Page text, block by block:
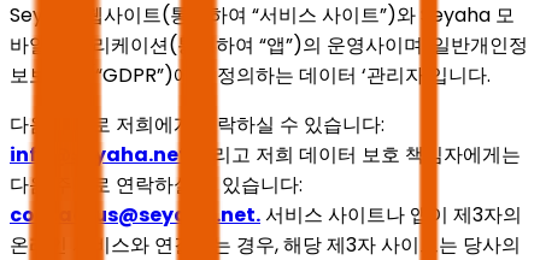
Seyaha 웹사이트(통칭하여 “서비스 사이트”)와 Seyaha 모
바일 애플리케이션(통칭하여 “앱”)의 운영사이며, 일반개인정
보보호법(“GDPR”)에서 정의하는 데이터 ‘관리자’입니다.
다음 주소로 저희에게 연락하실 수 있습니다:
info@seyaha.net
그리고 저희 데이터 보호 책임자에게는
다음 주소로 연락하실 수 있습니다:
contactus@seyaha.net.서비스 사이트나 앱이 제3자의
온라인 서비스와 연결되는 경우, 해당 제3자 사이트는 당사의